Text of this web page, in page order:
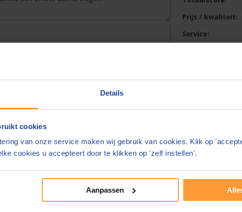
Details
cookies
van onze service maken wij gebruik van cookies. Klik op
cookies u accepteert door te klikken op 'zelf instellen'.
Aanpassen
Prijs / kwaliteit:
Service:
Schrijf als
Over deze
Overzicht
Reviews